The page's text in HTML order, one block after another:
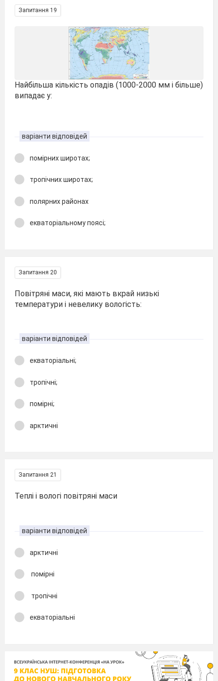
Запитання 19
Найбільша кількість опадів (1000-2000 мм і більше)
випадає у:
варіанти відповідей
помірних широтах;
тропічних широтах;
полярних районах
екваторіальному поясі;
Запитання 20
Повітряні маси, які мають вкрай низькі
температури і невелику вологість:
варіанти відповідей
екваторіальні;
тропічні;
помірні;
арктичні
Запитання 21
Теплі і вологі повітряні маси
варіанти відповідей
арктичні
помірні
тропічні
екваторіальні